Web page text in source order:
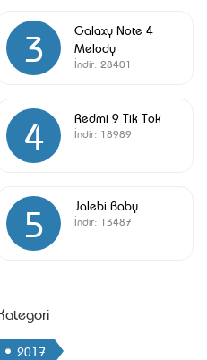
3
Galaxy Note 4
Melody
İndir: 28401
4 Redmi 9 Tik Tok
İndir: 18989
5 Jalebi Baby
İndir: 13487
2017